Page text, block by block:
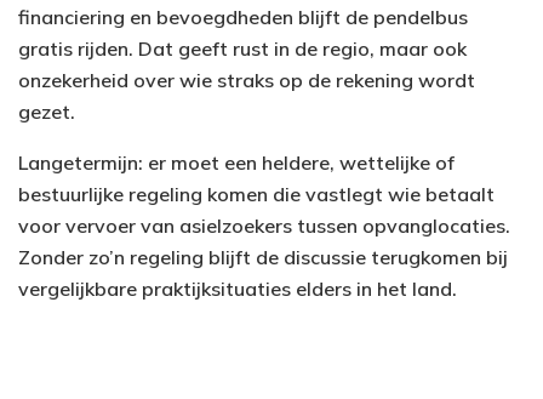
financiering en bevoegdheden blijft de pendelbus
gratis rijden. Dat geeft rust in de regio, maar ook
onzekerheid over wie straks op de rekening wordt
gezet.
Langetermijn: er moet een heldere, wettelijke of
bestuurlijke regeling komen die vastlegt wie betaalt
voor vervoer van asielzoekers tussen opvanglocaties.
Zonder zo’n regeling blijft de discussie terugkomen bij
vergelijkbare praktijksituaties elders in het land.